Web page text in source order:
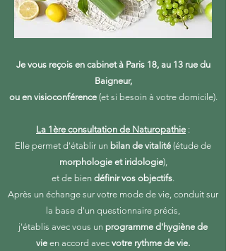
Je vous reçoisen cabinet à Paris 18, au 13 rue du
Baigneur,
ou en visioconférence(et si besoin à votre domicile).
La 1ère consultation de Naturopathie :
Elle permet d'établir un bilan de vitalité (étude de
morphologie et iridologie),
et de bien définir vos objectifs.
Après un échange sur votre mode de vie, conduit sur
la base d'un questionnaire précis,
j'établis avec vous un programme d'hygiène de
vie en accord avec votre rythme de vie.